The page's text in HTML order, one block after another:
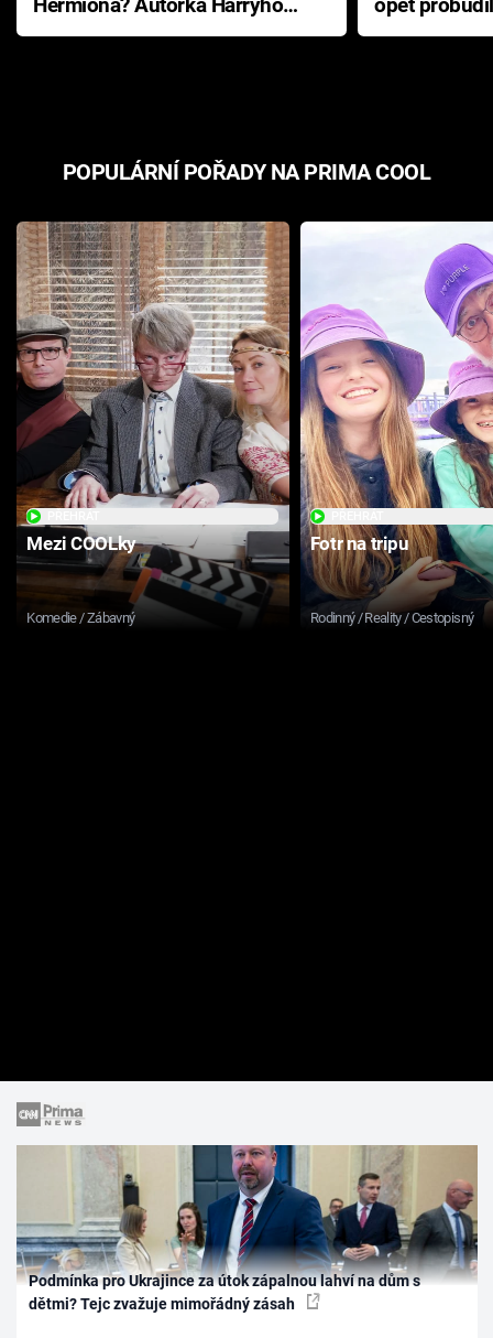
Hermiona? Autorka Harryho
Pottera přišla s ráznou
opět
přichází s
POPULÁRNÍ POŘADY NA PRIMA COOL
Mezi COOLky
Komedie / Zábavný
Fotr na tripu
Rodinný / Reality / Cestopisný
Podmínka pro Ukrajince za útok zápalnou lahví na dům s
dětmi? Tejc zvažuje mimořádný zásah